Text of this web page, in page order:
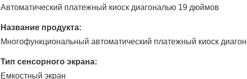
Автоматический платежный киоск диагональю 19 дюймов
Название продукта:
Многофункциональный автоматический платежный киоск
Тип сенсорного экрана:
Емкостный экран